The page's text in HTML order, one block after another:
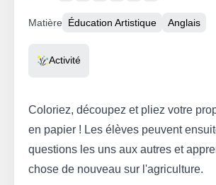
Matière Éducation Artistique Anglais
Activité
Coloriez, découpez et pliez votre
en papier ! Les élèves peuvent
questions les uns aux autres et
chose de nouveau sur l'agriculture.